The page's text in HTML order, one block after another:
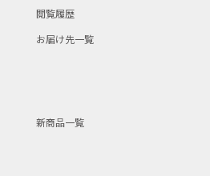
閲覧履歴
お届け先一覧
新商品一覧